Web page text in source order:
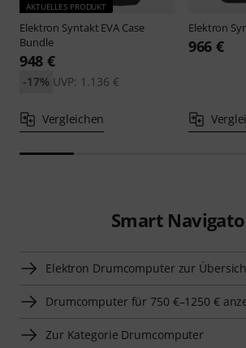
AKTUELLES PRODUKT
Elektron Syntakt EVA Case
Bundle
948 €
UVP: 1.136 €
-17%
Vergleichen
Elektron
966 €
Smart
Elektron Drumcomputer zur
Drumcomputer für 750 €–1250 €
Zur Kategorie Drumcomputer